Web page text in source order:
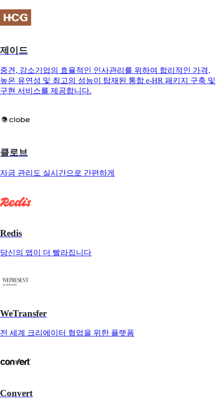
제이드
중견, 강소기업의 효율적인 인사관리를 위하여 합리적인 가격,
높은 유연성 및 최고의 성능이 탑재된 통합 e-HR 패키지 구축 및
구현 서비스를 제공합니다.
클로브
자금 관리도 실시간으로 간편하게
Redis
당신의 앱이 더 빨라집니다
WeTransfer
전 세계 크리에이터 협업을 위한 플랫폼
Convert